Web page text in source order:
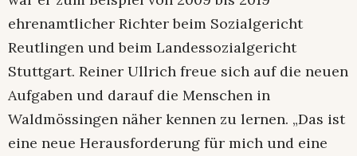
ehrenamtlicher Richter beim Sozialgericht
Reutlingen und beim Landessozialgericht
Stuttgart. Reiner Ullrich freue sich auf die neuen
Aufgaben und darauf die Menschen in
Waldmössingen näher kennen zu lernen. „Das ist
eine neue Herausforderung für mich und eine